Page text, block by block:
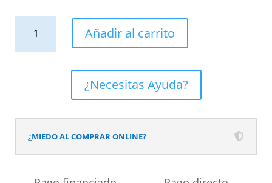
El
precio
será
desplegable
domicilio?
Dera
otros
Añadir al carrito
¿Necesitas Ayuda?
¿MIEDO AL COMPRAR ONLINE?